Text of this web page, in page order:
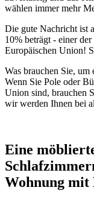
wählen immer mehr
Die gute Nachricht ist
10% beträgt - einer
Europäischen Union!
Was brauchen Sie,
Wenn Sie Pole oder
Union sind, brauchen
wir werden Ihnen bei
Eine
Wohnung mit